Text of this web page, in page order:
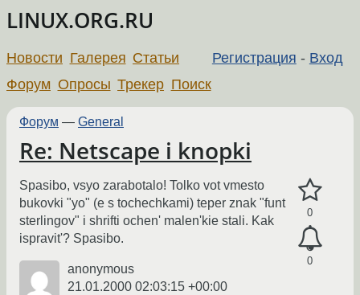
LINUX.ORG.RU
Регистрация - Вход
Новости Галерея Статьи
Форум Опросы Трекер Поиск
Форум — General
Re: Netscape i knopki
0
0
Spasibo, vsyo zarabotalo! Tolko vot vmesto
bukovki "yo" (e s tochechkami) teper znak "funt
sterlingov" i shrifti ochen' malen'kie stali. Kak
ispravit'? Spasibo.
anonymous
21.01.2000 02:03:15 +00:00